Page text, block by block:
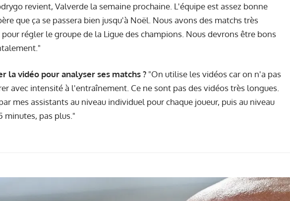
revient, Valverde la semaine prochaine. L'équipe est assez bonne
que ça se passera bien jusqu'à Noël. Nous avons des matchs très
régler le groupe de la Ligue des champions. Nous devrons être bons
la vidéo pour analyser ses matchs ? "On utilise les vidéos car on n'a pas
avec intensité à l'entraînement. Ce ne sont pas des vidéos très longues.
mes assistants au niveau individuel pour chaque joueur, puis au niveau
minutes, pas plus."